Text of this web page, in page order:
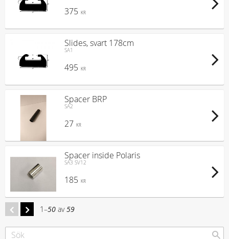
375 KR
Slides, svart 178cm
SA1
495 KR
Spacer BRP
SA2
27 KR
Spacer inside Polaris
SA3 SV12
185 KR
1–50 av59